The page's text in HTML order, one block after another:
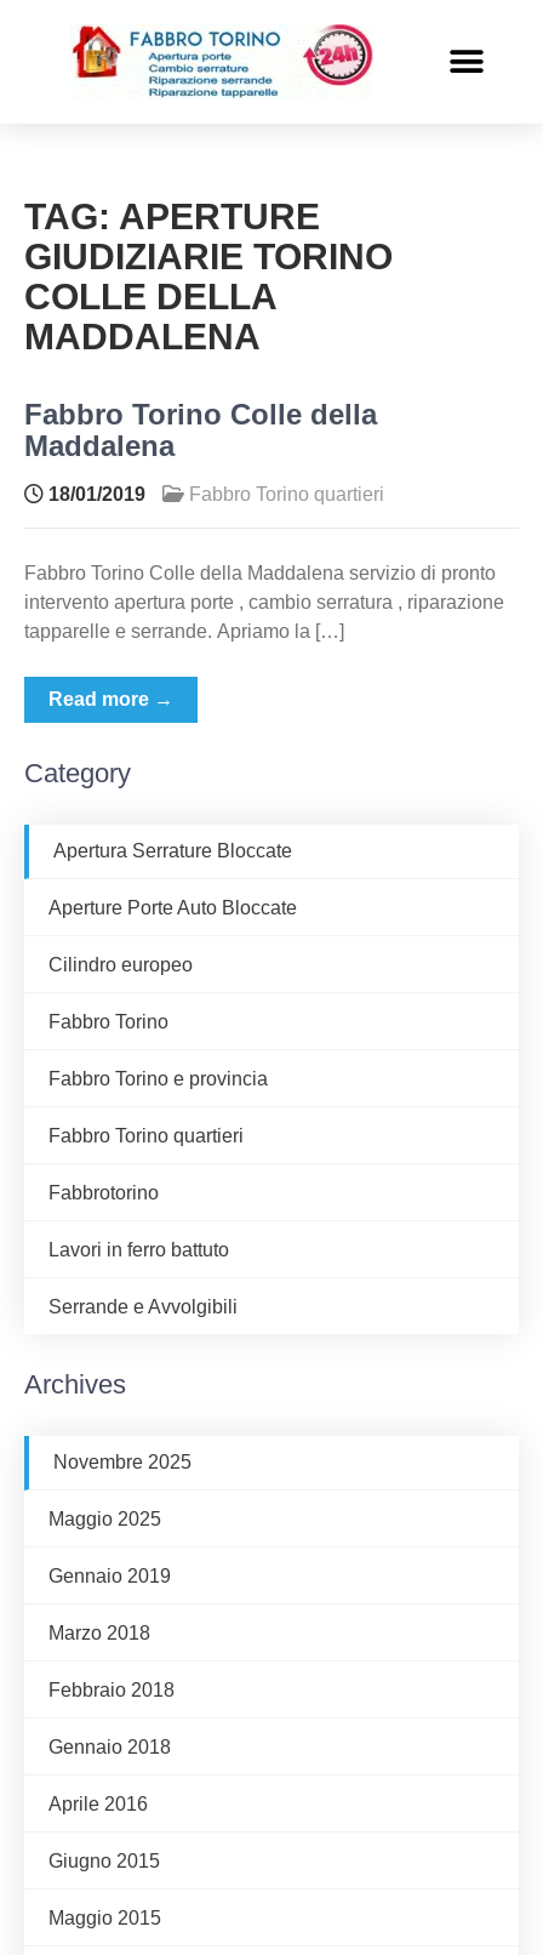
TAG: APERTURE
GIUDIZIARIE TORINO
COLLE DELLA
MADDALENA
Fabbro Torino Colle della
Maddalena
18/01/2019 Fabbro Torino quartieri
Fabbro Torino Colle della Maddalena servizio di pronto
intervento apertura porte , cambio serratura , riparazione
tapparelle e serrande. Apriamo la […]
Read more →
Category
Apertura Serrature Bloccate
Aperture Porte Auto Bloccate
Cilindro europeo
Fabbro Torino
Fabbro Torino e provincia
Fabbro Torino quartieri
Fabbrotorino
Lavori in ferro battuto
Serrande e Avvolgibili
Archives
Novembre 2025
Maggio 2025
Gennaio 2019
Marzo 2018
Febbraio 2018
Gennaio 2018
Aprile 2016
Giugno 2015
Maggio 2015